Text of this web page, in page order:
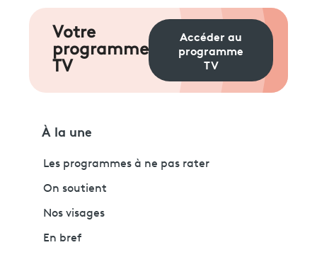
Votre
programme
TV
Accéder au
programme
TV
À la une
Les programmes à ne pas rater
On soutient
Nos visages
En bref